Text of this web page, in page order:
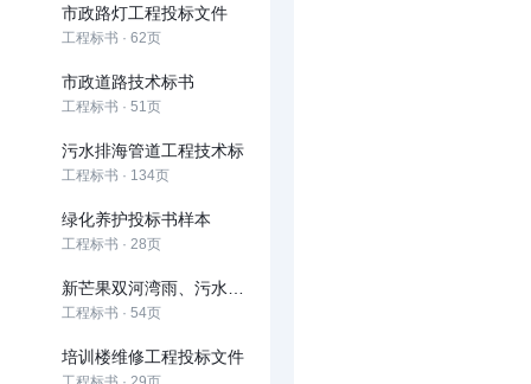
市政路灯工程投标文件
工程标书 · 62页
市政道路技术标书
工程标书 · 51页
污水排海管道工程技术标
工程标书 · 134页
绿化养护投标书样本
工程标书 · 28页
工程标书 · 54页
培训楼维修工程投标文件